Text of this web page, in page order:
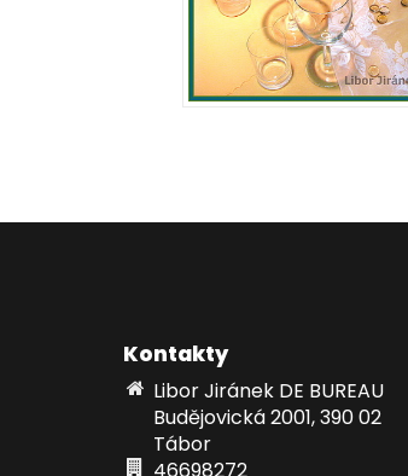
Kontakty
Libor Jiránek DE BUREAU
Budějovická 2001, 390 02
Tábor